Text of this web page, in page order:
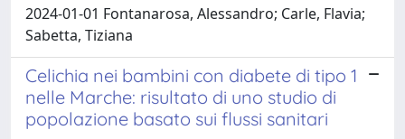
2024-01-01 Fontanarosa, Alessandro; Carle, Flavia;
Sabetta, Tiziana
Celichia nei bambini con diabete di tipo 1
nelle Marche: risultato di uno studio di
popolazione basato sui flussi sanitari